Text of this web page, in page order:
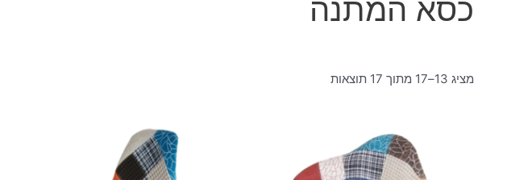
כסא המתנה
מציג 13–17 מתוך 17 תוצאות